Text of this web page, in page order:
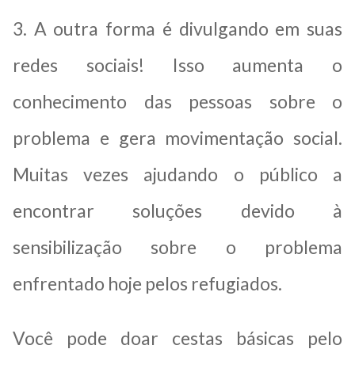
3. A outra forma é divulgando em suas
redes sociais! Isso aumenta o
conhecimento das pessoas sobre o
problema e gera movimentação social.
Muitas vezes ajudando o público a
encontrar soluções devido à
sensibilização sobre o problema
enfrentado hoje pelos refugiados.
Você pode doar cestas básicas pelo